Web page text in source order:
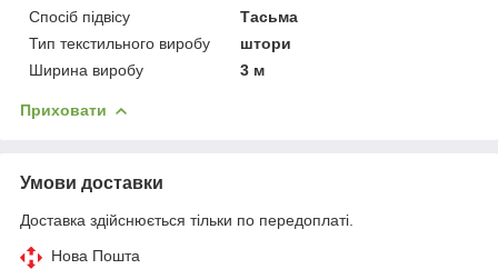
Спосіб підвісу
Тасьма
Тип текстильного виробу
штори
Ширина виробу
3 м
Приховати
Умови доставки
Доставка здійснюється тільки по передоплаті.
Нова Пошта